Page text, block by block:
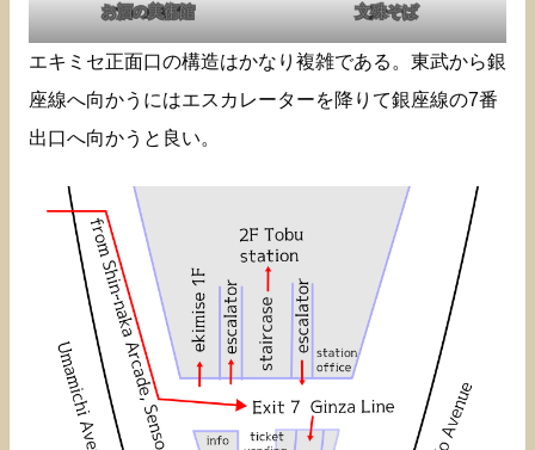
お酒の美術館 文殊そば
エキミセ正面口の構造はかなり複雑である。東武から銀
座線へ向かうにはエスカレーターを降りて銀座線の7番
出口へ向かうと良い。